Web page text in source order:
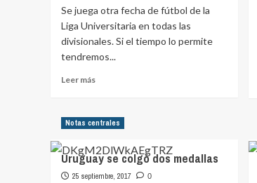
Se juega otra fecha de fútbol de la
Liga Universitaria en todas las
divisionales. Si el tiempo lo permite
tendremos...
Leer más
Partidos,
canchas
y
horarios
Notas centrales
Uruguay se colgó dos medallas
25 septiembre, 2017 0